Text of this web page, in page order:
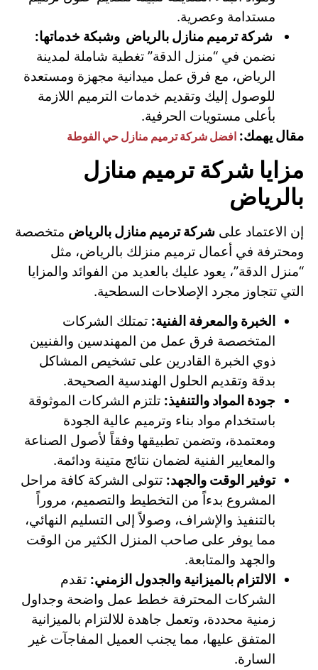
مستدامة وعصرية.
شركة ترميم منازل بالرياض وشبكة خدماتها:
نضمن في “منزل الدقة” تغطية شاملة لمدينة
الرياض، مع فرق عمل ميدانية مجهزة ومستعدة
للوصول إليك وتقديم خدمات الترميم اللازمة
بأعلى مستويات الحرفية.
مقال يهمك: افضل شركة ترميم منازل حي الفوطة
مزايا شركة ترميم منازل
بالرياض
إن الاعتماد على شركة ترميم منازل بالرياض متخصصة
ومحترفة في أعمال ترميم منزلك بالرياض، مثل
“منزل الدقة”، يعود عليك بالعديد من الفوائد والمزايا
التي تتجاوز مجرد الإصلاحات السطحية.
الخبرة والمعرفة الفنية: تمتلك الشركات
المتخصصة فرق عمل من المهندسين والفنيين
ذوي الخبرة القادرين على تشخيص المشاكل
بدقة وتقديم الحلول الهندسية الصحيحة.
جودة المواد والتنفيذ: تلتزم الشركات الموثوقة
باستخدام مواد بناء وترميم عالية الجودة
ومعتمدة، وتضمن تطبيقها وفقاً لأصول الصناعة
والمعايير الفنية لضمان نتائج متينة ودائمة.
توفير الوقت والجهد: تتولى الشركة كافة مراحل
المشروع بدءاً من التخطيط والتصميم، مروراً
بالتنفيذ والإشراف، وصولاً إلى التسليم النهائي،
مما يوفر على صاحب المنزل الكثير من الوقت
والجهد والمتابعة.
الالتزام بالميزانية والجدول الزمني: تقدم
الشركات المحترفة خطط عمل واضحة وجداول
زمنية محددة، وتعمل جاهدة للالتزام بالميزانية
المتفق عليها، مما يجنب العميل المفاجآت غير
السارة.